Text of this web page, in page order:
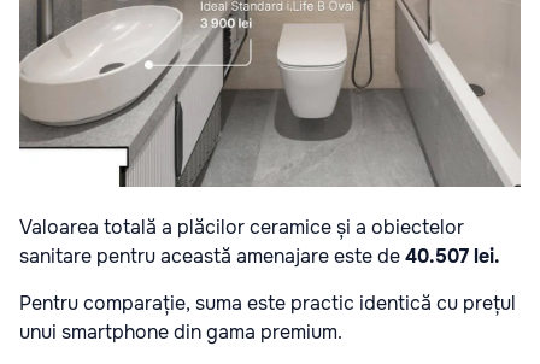
Valoarea totală a plăcilor ceramice și a obiectelor
sanitare pentru această amenajare este de40.507 lei.
Pentru comparație, suma este practic identică cu prețul
unui smartphone din gama premium.